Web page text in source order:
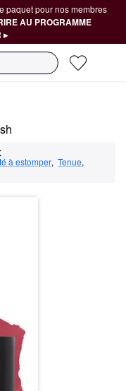
paquet pour nos membres
AU PROGRAMME
▸
à estomper, Tenue,